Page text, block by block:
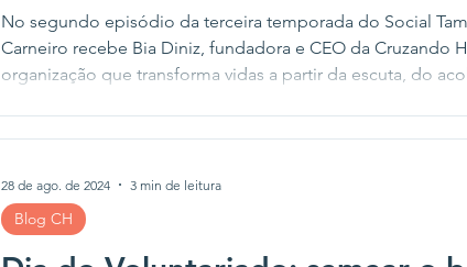
No segundo episódio da terceira temporada do Social
Carneiro recebe Bia Diniz, fundadora e CEO da Cruzando
organização que transforma vidas a partir da escuta, do
Blog CH
28 de ago. de 2024 3 min de leitura